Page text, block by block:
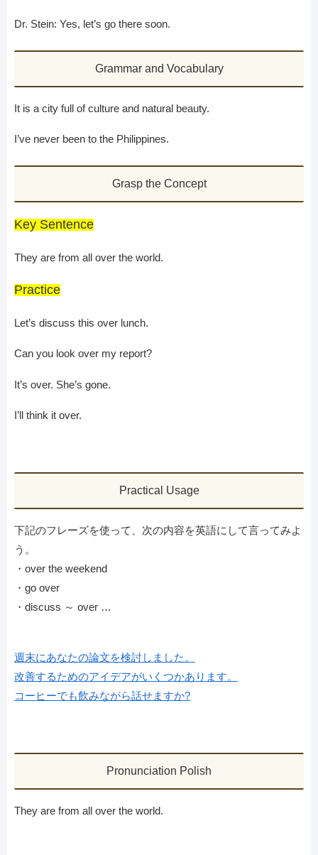
Dr. Stein: Yes, let’s go there soon.
Grammar and Vocabulary
It is a city full of culture and natural beauty.
I’ve never been to the Philippines.
Grasp the Concept
Key Sentence
They are from all over the world.
Practice
Let’s discuss this over lunch.
Can you look over my report?
It’s over. She’s gone.
I’ll think it over.
Practical Usage
下記のフレーズを使って、次の内容を英語にして言ってみよ
う。
・over the weekend
・go over
・discuss ～ over …
週末にあなたの論文を検討しました。
改善するためのアイデアがいくつかあります。
コーヒーでも飲みながら話せますか?
Pronunciation Polish
They are from all over the world.